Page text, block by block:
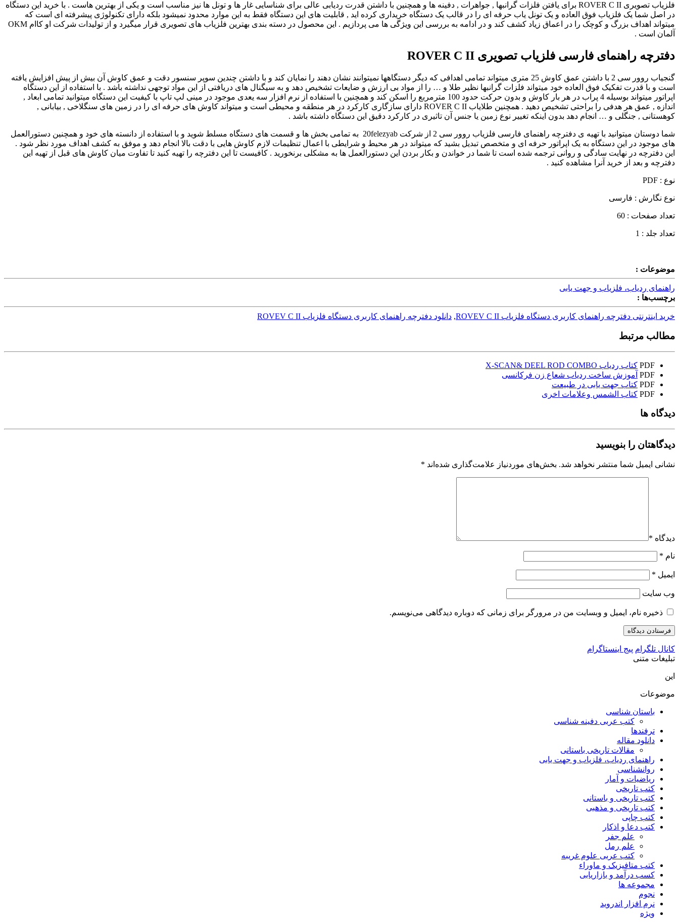
فلزیاب تصویری ROVER C II برای یافتن فلزات گرانبها , جواهرات , دفینه ها و همچنین با داشتن قدرت ردیابی عالی برای شناسایی غار ها و تونل ها نیز مناسب است و یکی از بهترین هاست . با خرید این دستگاه
در اصل شما یک فلزیاب فوق العاده و یک تونل یاب حرفه ای را در قالب یک دستگاه خریداری کرده اید , قابلیت های این دستگاه فقط به این موارد محدود نمیشود بلکه دارای تکنولوژی پیشرفته ای است که
میتواند اهداف بزرگ و کوچک را در اعماق زیاد کشف کند و در ادامه به بررسی این ویژگی ها می پردازیم . این محصول در دسته بندی بهترین فلزیاب های تصویری قرار میگیرد و از تولیدات شرکت او کاام OKM
آلمان است .
دفترچه راهنمای فارسی فلزیاب تصویری ROVER C II
گنجیاب روور سی 2 با داشتن عمق کاوش 25 متری میتواند تمامی اهدافی که دیگر دستگاهها نمیتوانند نشان دهند را نمایان کند و با داشتن چندین سوپر سنسور دقت و عمق کاوش آن بیش از پیش افزایش یافته
است و با قدرت تفکیک فوق العاده خود میتواند فلزات گرانبها نظیر طلا و … را از مواد بی ارزش و ضایعات تشخیص دهد و به سیگنال های دریافتی از این مواد توجهی نداشته باشد . با استفاده از این دستگاه
اپراتور میتواند بوسیله 4 پراب در هر بار کاوش و بدون حرکت حدود 100 مترمربع را اسکن کند و همچنین با استفاده از نرم افزار سه یعدی موجود در مینی لپ تاپ با کیفیت این دستگاه میتوانید تمامی ابعاد ,
اندازه , عمق هر هدفی را براحتی تشخیص دهید . همچنین طلایاب ROVER C II دارای سازگاری کارکرد در هر منطقه و محیطی است و میتواند کاوش های حرفه ای را در زمین های سنگلاخی , بیابانی ,
کوهستانی , جنگلی و … انجام دهد بدون اینکه تغییر نوع زمین یا جنس آن تاثیری در کارکرد دقیق این دستگاه داشته باشد .
شما دوستان میتوانید با تهیه ی دفترچه راهنمای فارسی فلزیاب روور سی 2 از شرکت 20felezyab به تمامی بخش ها و قسمت های دستگاه مسلط شوید و با استفاده از دانسته های خود و همچنین دستورالعمل
های موجود در این دستگاه به یک اپراتور حرفه ای و متخصص تبدیل بشید که میتواند در هر محیط و شرایطی با اعمال تنظیمات لازم کاوش هایی با دقت بالا انجام دهد و موفق به کشف اهداف مورد نظر شود .
این دفترچه در نهایت سادگی و روانی ترجمه شده است تا شما در خواندن و بکار بردن این دستورالعمل ها به مشکلی برنخورید . کافیست تا این دفترچه را تهیه کنید تا تفاوت میان کاوش های قبل از تهیه این
دفترچه و بعد از خرید آنرا مشاهده کنید .
نوع : PDF
نوع نگارش : فارسی
تعداد صفحات : 60
تعداد جلد : 1
موضوعات :
راهنمای ردیاب، فلزیاب و جهت یابی
برچسب‌ها :
خرید اینترنتی دفترچه راهنمای کاربری دستگاه فلزیاب ROVEV C II , دانلود دفترچه راهنمای کاربری دستگاه فلزیاب ROVEV C II
مطالب مرتبط
PDF کتاب ردیاب X-SCAN& DEEL ROD COMBO
PDF آموزش ساخت ردیاب شعاع زن فرکانسی
PDF کتاب جهت یابی در طبیعت
PDF کتاب الشمس وعلامات اخرى
دیدگاه ها
دیدگاهتان را بنویسید
نشانی ایمیل شما منتشر نخواهد شد. بخش‌های موردنیاز علامت‌گذاری شده‌اند *
دیدگاه *
نام *
ایمیل *
وب‌ سایت
ذخیره نام، ایمیل و وبسایت من در مرورگر برای زمانی که دوباره دیدگاهی می‌نویسم.
کانال تلگرام پیج اینستاگرام
تبلیغات متنی
این
موضوعات
باستان شناسی
کتب عربی دفینه شناسی
ترفندها
دانلود مقاله
مقالات تاریخی باستانی
راهنمای ردیاب، فلزیاب و جهت یابی
روانشناسی
ریاضیات و آمار
کتب تاریخی
کتب تاریخی و باستانی
کتب تاریخی و مذهبی
کتب چاپی
کتب دعا و اذکار
علم جفر
علم رمل
کتب عربی علوم غریبه
کتب متافیزیک و ماوراء
کسب درآمد و بازاریابی
مجموعه ها
نجوم
نرم افزار اندروید
ویژه